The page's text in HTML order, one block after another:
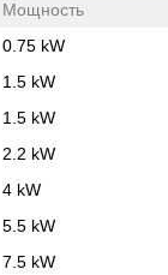
Мощность
0.75 kW
1.5 kW
1.5 kW
2.2 kW
4 kW
5.5 kW
7.5 kW